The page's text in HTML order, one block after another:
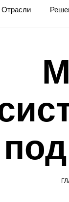
Отрасли